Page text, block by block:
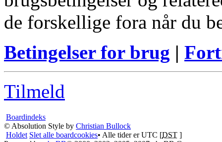
de forskellige fora når du
Betingelser for brug |
Tilmeld
Boardindeks
© Absolution Style by Christian Bullock
Holdet Slet alle boardcookies• Alle tider er UTC [DST ]